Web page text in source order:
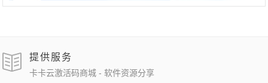
提供服务
卡卡云激活码商城 - 软件资源分享